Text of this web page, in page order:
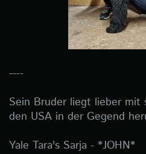
----
Sein Bruder liegt lieber mit
den USA in der Gegend
Yale Tara's Sarja - *JOHN*